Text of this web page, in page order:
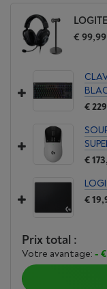
€ 99,99
€
€
€
Prix total :
Votre avantage: -